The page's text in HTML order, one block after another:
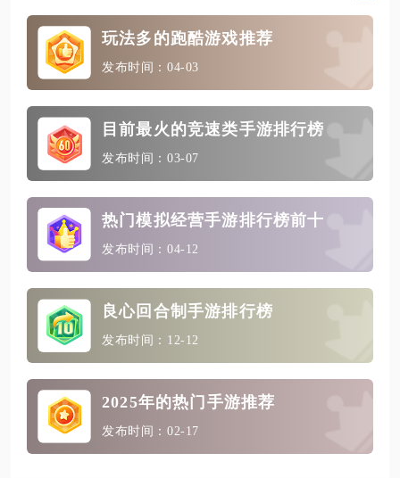
玩法多的跑酷游戏推荐
发布时间：04-03
目前最火的竞速类手游排行榜
发布时间：03-07
热门模拟经营手游排行榜前十
发布时间：04-12
良心回合制手游排行榜
发布时间：12-12
2025年的热门手游推荐
发布时间：02-17